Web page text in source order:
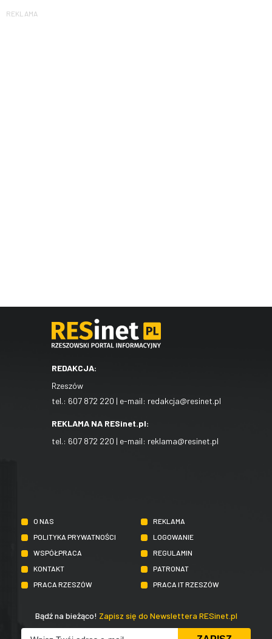
REKLAMA
REDAKCJA:
Rzeszów
tel.: 607 872 220 | e-mail: redakcja@resinet.pl
REKLAMA NA RESinet.pl:
tel.: 607 872 220 | e-mail: reklama@resinet.pl
O NAS
REKLAMA
POLITYKA PRYWATNOŚCI
LOGOWANIE
WSPÓŁPRACA
REGULAMIN
KONTAKT
PATRONAT
PRACA RZESZÓW
PRACA IT RZESZÓW
Bądź na bieżąco! Zapisz się do Newslettera RESinet.pl